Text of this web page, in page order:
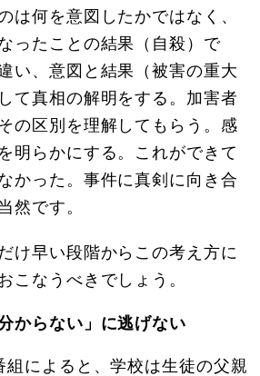
は何を意図したかではなく、
ったことの結果（自殺）で
い、意図と結果（被害の重大
て真相の解明をする。加害者
の区別を理解してもらう。感
明らかにする。これができて
かった。事件に真剣に向き合
然です。
け早い段階からこの考え方に
こなうべきでしょう。
からない」に逃げない
によると、学校は生徒の父親